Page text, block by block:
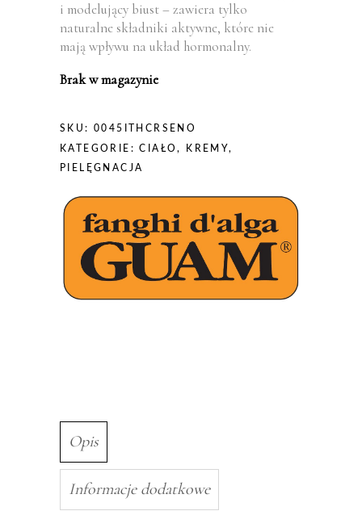
i modelujący biust – zawiera tylko
naturalne składniki aktywne, które nie
mają wpływu na układ hormonalny.
Brak w magazynie
SKU: 0045ITHCRSENO
KATEGORIE:CIAŁO, KREMY,
PIELĘGNACJA
Opis
Informacje dodatkowe